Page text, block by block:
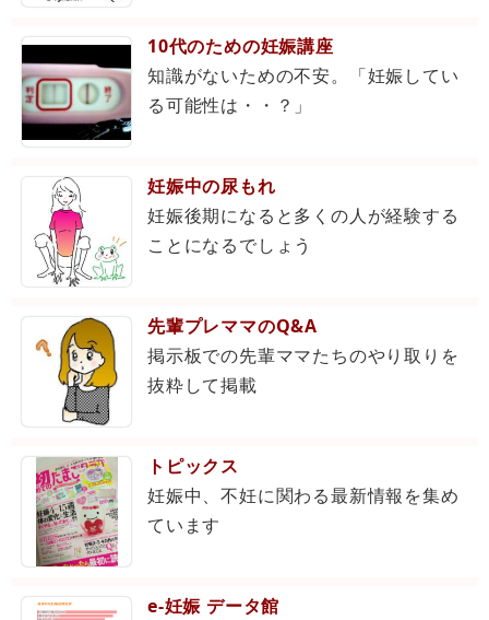
10代のための妊娠講座
知識がないための不安。「妊娠してい
る可能性は・・？」
妊娠中の尿もれ
妊娠後期になると多くの人が経験する
ことになるでしょう
先輩プレママのQ&A
掲示板での先輩ママたちのやり取りを
抜粋して掲載
トピックス
妊娠中、不妊に関わる最新情報を集め
ています
e-妊娠 データ館